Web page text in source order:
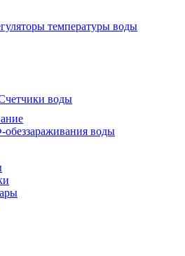
температуры воды
воды
воды